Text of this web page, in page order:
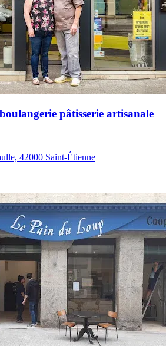
pâtisserie artisanale
42000 Saint-Étienne